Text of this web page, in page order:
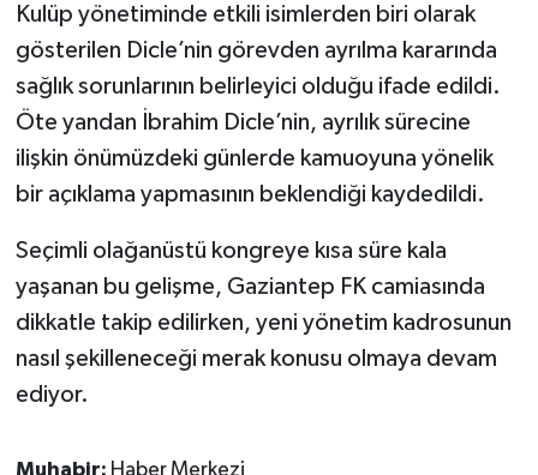
Kulüp yönetiminde etkili isimlerden biri olarak
gösterilen Dicle’nin görevden ayrılma kararında
sağlık sorunlarının belirleyici olduğu ifade edildi.
Öte yandan İbrahim Dicle’nin, ayrılık sürecine
ilişkin önümüzdeki günlerde kamuoyuna yönelik
bir açıklama yapmasının beklendiği kaydedildi.
Seçimli olağanüstü kongreye kısa süre kala
yaşanan bu gelişme, Gaziantep FK camiasında
dikkatle takip edilirken, yeni yönetim kadrosunun
nasıl şekilleneceği merak konusu olmaya devam
ediyor.
Muhabir: Haber Merkezi